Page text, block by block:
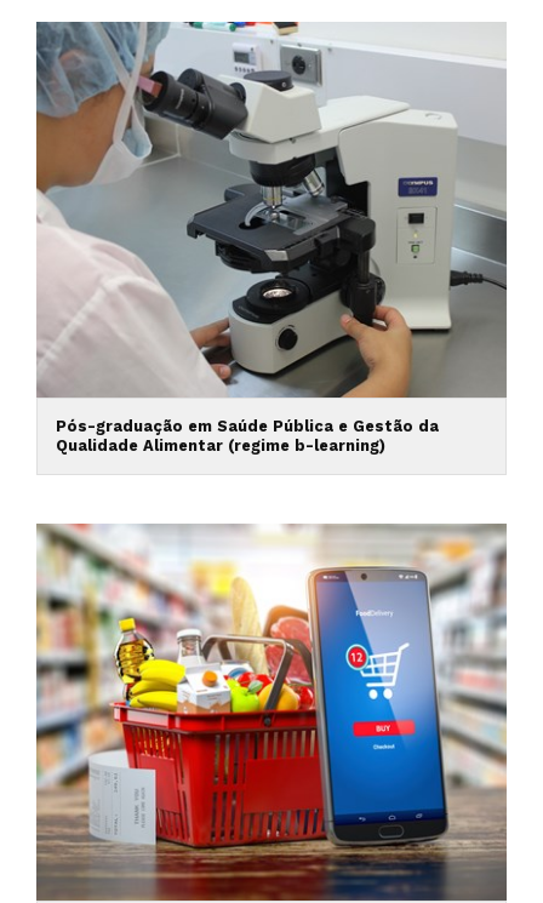
Pós-graduação em Saúde Pública e Gestão da
Qualidade Alimentar (regime b-learning)